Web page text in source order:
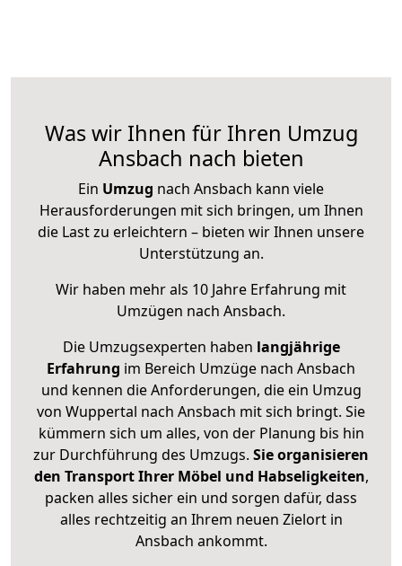
Was wir Ihnen für Ihren Umzug
Ansbach nach bieten
Ein Umzug nach Ansbach kann viele
Herausforderungen mit sich bringen, um Ihnen
die Last zu erleichtern – bieten wir Ihnen unsere
Unterstützung an.
Wir haben mehr als 10 Jahre Erfahrung mit
Umzügen nach Ansbach.
Die Umzugsexperten haben langjährige
Erfahrung im Bereich Umzüge nach Ansbach
und kennen die Anforderungen, die ein Umzug
von Wuppertal nach Ansbach mit sich bringt. Sie
kümmern sich um alles, von der Planung bis hin
zur Durchführung des Umzugs. Sie organisieren
den Transport Ihrer Möbel und Habseligkeiten,
packen alles sicher ein und sorgen dafür, dass
alles rechtzeitig an Ihrem neuen Zielort in
Ansbach ankommt.